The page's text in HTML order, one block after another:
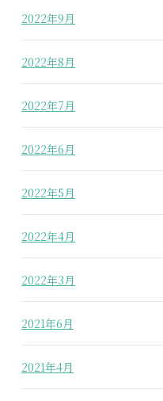
2022年9月
2022年8月
2022年7月
2022年6月
2022年5月
2022年4月
2022年3月
2021年6月
2021年4月